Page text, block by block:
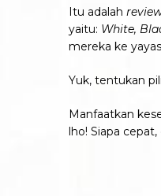
Itu adalah
yaitu: White,
mereka ke
Yuk, tentukan
Manfaatkan
lho! Siapa cepat,